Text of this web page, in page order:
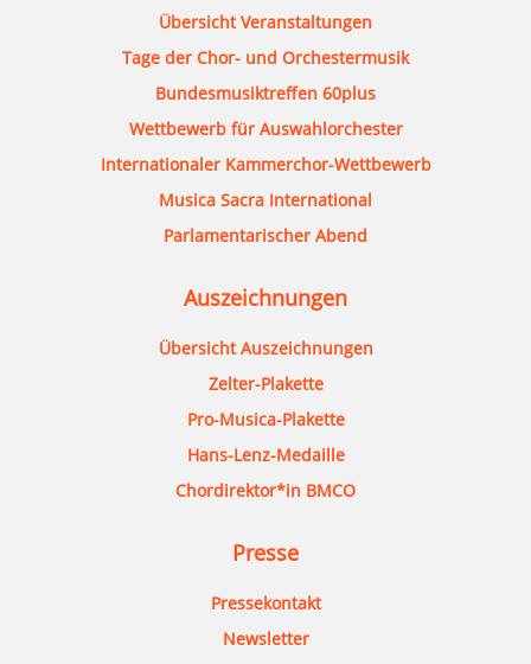
Übersicht Veranstaltungen
Tage der Chor- und Orchestermusik
Bundesmusiktreffen 60plus
Wettbewerb für Auswahlorchester
Internationaler Kammerchor-Wettbewerb
Musica Sacra International
Parlamentarischer Abend
Auszeichnungen
Übersicht Auszeichnungen
Zelter-Plakette
Pro-Musica-Plakette
Hans-Lenz-Medaille
Chordirektor*in BMCO
Presse
Pressekontakt
Newsletter